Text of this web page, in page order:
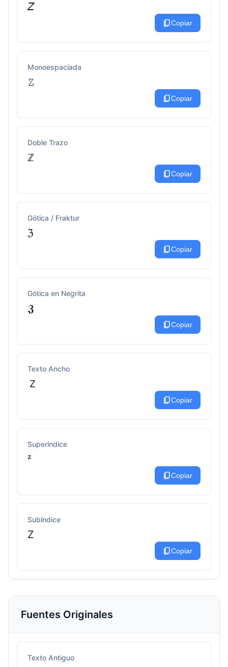
𝘡
content_copyCopiar
Monoespaciada
𝚉
content_copyCopiar
Doble Trazo
ℤ
content_copyCopiar
Gótica / Fraktur
ℨ
content_copyCopiar
Gótica en Negrita
𝖅
content_copyCopiar
Texto Ancho
Ｚ
content_copyCopiar
Superíndice
ᶻ
content_copyCopiar
Subíndice
Z
content_copyCopiar
Fuentes Originales
Texto Antiguo